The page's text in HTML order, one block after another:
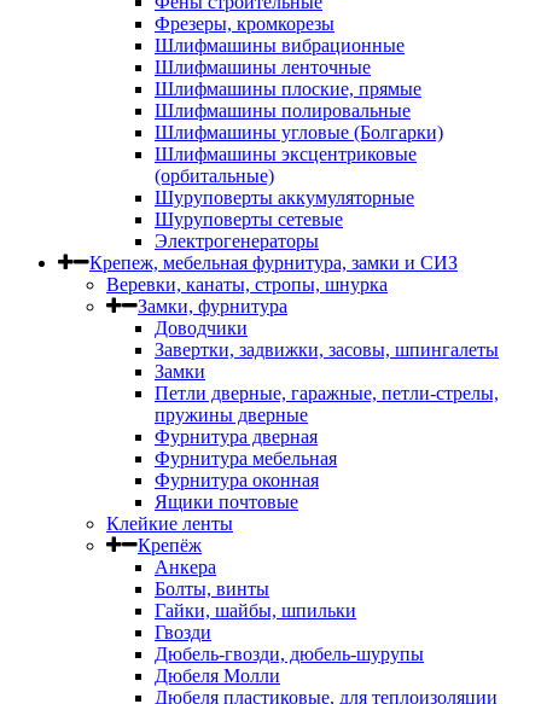
Фрезеры, кромкорезы
Шлифмашины вибрационные
Шлифмашины ленточные
Шлифмашины плоские, прямые
Шлифмашины полировальные
Шлифмашины угловые (Болгарки)
Шлифмашины эксцентриковые
(орбитальные)
Шуруповерты аккумуляторные
Шуруповерты сетевые
Электрогенераторы
Крепеж, мебельная фурнитура, замки и СИЗ
Веревки, канаты, стропы, шнурка
Замки, фурнитура
Доводчики
Завертки, задвижки, засовы, шпингалеты
Замки
Петли дверные, гаражные, петли-стрелы,
пружины дверные
Фурнитура дверная
Фурнитура мебельная
Фурнитура оконная
Ящики почтовые
Клейкие ленты
Крепёж
Анкера
Болты, винты
Гайки, шайбы, шпильки
Гвозди
Дюбель-гвозди, дюбель-шурупы
Дюбеля Молли
Дюбеля пластиковые, для теплоизоляции